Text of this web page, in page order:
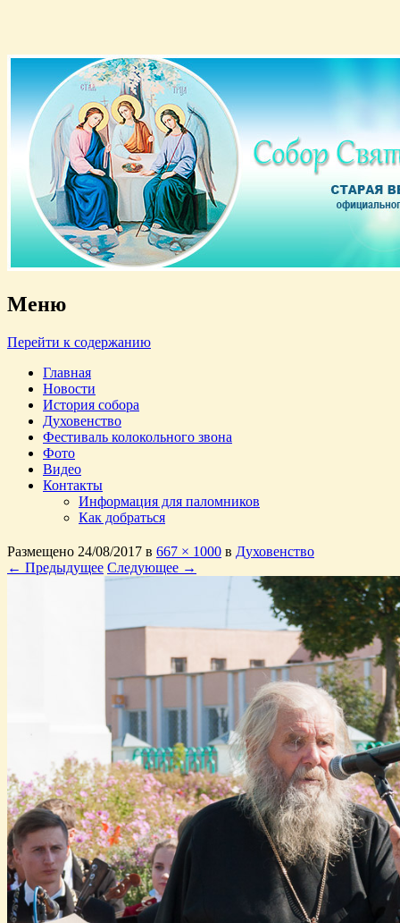
Собор Святой Троицы
Старая версия официального сайта
Меню
Перейти к содержанию
Главная
Новости
История собора
Духовенство
Фестиваль колокольного звона
Фото
Видео
Контакты
Информация для паломников
Как добраться
Размещено 24/08/2017 в 667 × 1000 в Духовенство
← Предыдущее Следующее →